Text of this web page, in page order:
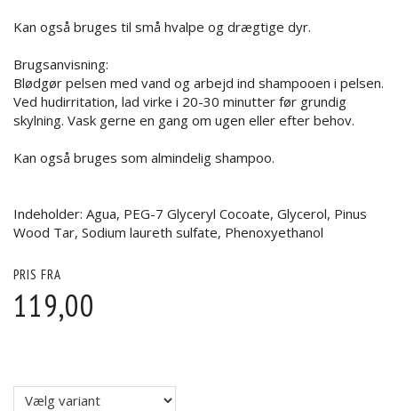
Kan også bruges til små hvalpe og drægtige dyr.
Brugsanvisning:
Blødgør pelsen med vand og arbejd ind shampooen i pelsen.
Ved hudirritation, lad virke i 20-30 minutter før grundig
skylning. Vask gerne en gang om ugen eller efter behov.
Kan også bruges som almindelig shampoo.
Indeholder: Agua, PEG-7 Glyceryl Cocoate, Glycerol, Pinus
Wood Tar, Sodium laureth sulfate, Phenoxyethanol
PRIS FRA
119,00